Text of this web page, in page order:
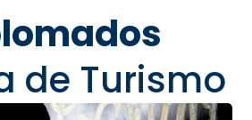
de Turismo